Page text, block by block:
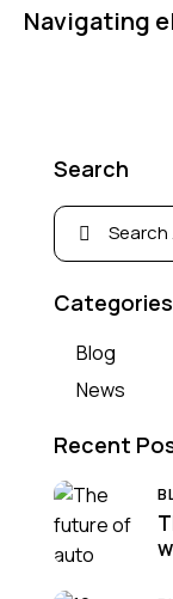
Navigating
Search
Categories
Blog
News
Recent